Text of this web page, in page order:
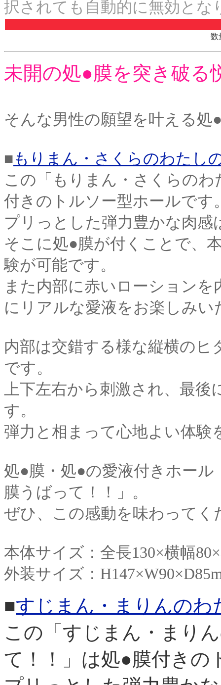
択されても自動的に無効とな
数
未開の処●膜を突き破る
そんな男性の願望を叶える
■ もりまん・さくらのわた
この「もりまん・さくらの
付きのトルソー型ホールです
プリっとした弾力豊かな肉
そこに処●膜が付くことで、
験が可能です。
また内部に赤いローション
にリアルな愛液をお楽しみい
内部は交錯する様な縦横の
です。
上下左右から刺激され、最後
す。
弾力と相まって心地よい体験
処●膜・処●の愛液付きホー
膜うばって！！」。
ぜひ、この感動を味わってく
本体サイズ：全長130×横幅
外装サイズ：
■すじまん・まりんの
この「すじまん・まり
て！！」は処●膜付きの